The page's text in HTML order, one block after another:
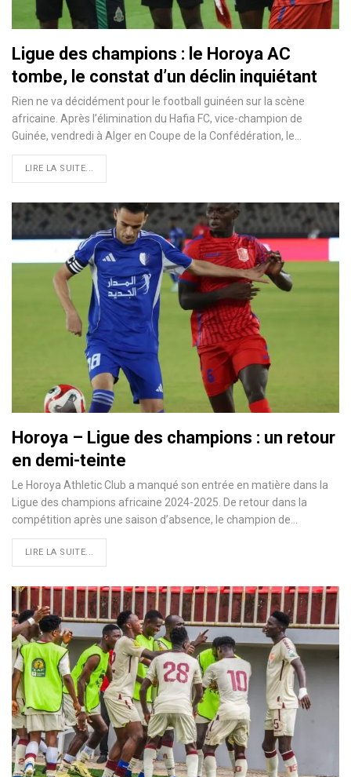
Ligue des champions : le Horoya AC
tombe, le constat d’un déclin inquiétant
Rien ne va décidément pour le football guinéen sur la scène
africaine. Après l’élimination du Hafia FC, vice-champion de
Guinée, vendredi à Alger en Coupe de la Confédération, le…
LIRE LA SUITE...
Horoya – Ligue des champions : un retour
en demi-teinte
Le Horoya Athletic Club a manqué son entrée en matière dans la
Ligue des champions africaine 2024-2025. De retour dans la
compétition après une saison d’absence, le champion de…
LIRE LA SUITE...